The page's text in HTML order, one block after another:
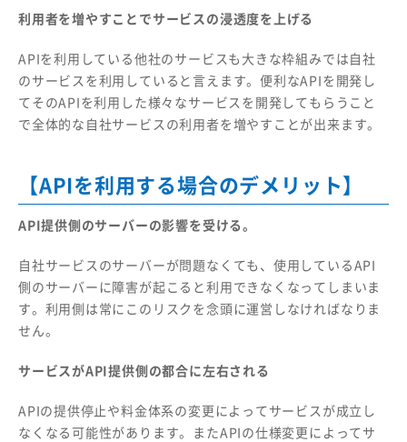
利用者を増やすことでサービスの浸透度を上げる
APIを利用している他社のサービスも大きな枠組みでは自社
のサービスを利用していると言えます。便利なAPIを開発し
てそのAPIを利用した様々なサービスを開発してもらうこと
で全体的な自社サービスの利用者を増やすことが出来ます。
【APIを利用する場合のデメリット】
API提供側のサーバーの影響を受ける。
自社サービスのサーバーが問題なくても、使用しているAPI
側のサーバーに障害が起こると利用できなくなってしまいま
す。利用側は常にこのリスクを念頭に運営しなければなりま
せん。
サービスがAPI提供側の都合に左右される
APIの提供停止や料金体系の変更によってサービスが成立し
なくなる可能性があります。またAPIの仕様変更によってサ